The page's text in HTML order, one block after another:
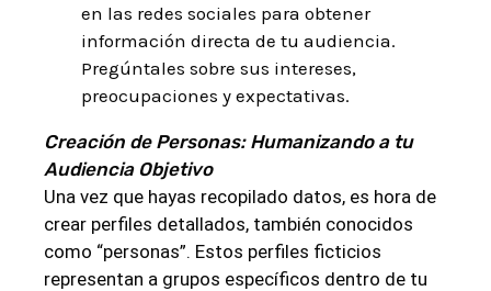
en las redes sociales para obtener
información directa de tu audiencia.
Pregúntales sobre sus intereses,
preocupaciones y expectativas.
Creación de Personas: Humanizando a tu
Audiencia Objetivo
Una vez que hayas recopilado datos, es hora de
crear perfiles detallados, también conocidos
como “personas”. Estos perfiles ficticios
representan a grupos específicos dentro de tu